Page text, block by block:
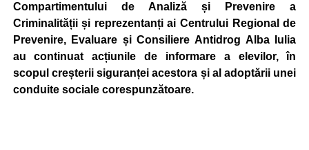
Compartimentului de Analiză și Prevenire a
Criminalității și reprezentanți ai Centrului Regional de
Prevenire, Evaluare și Consiliere Antidrog Alba Iulia
au continuat acțiunile de informare a elevilor, în
scopul creșterii siguranței acestora și al adoptării unei
conduite sociale corespunzătoare.